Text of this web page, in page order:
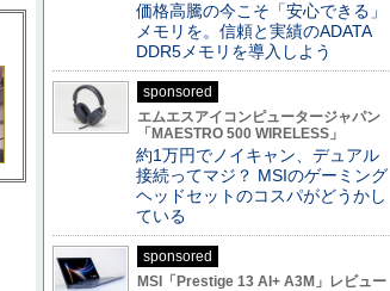
価格高騰の今こそ「安心できる」
メモリを。信頼と実績のADATA
DDR5メモリを導入しよう
sponsored
エムエスアイコンピュータージャパン
「MAESTRO 500 WIRELESS」
約1万円でノイキャン、デュアル
接続ってマジ？ MSIのゲーミング
ヘッドセットのコスパがどうかし
ている
sponsored
MSI「Prestige 13 AI+ A3M」レビュー